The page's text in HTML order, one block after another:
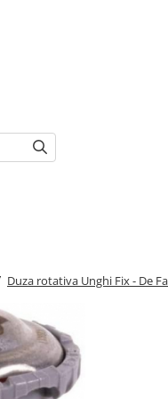
Duza rotativa Unghi Fix - De